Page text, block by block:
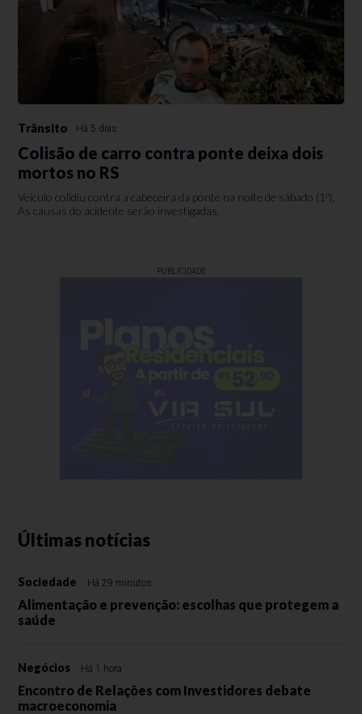
Trânsito Há 5 dias
Colisão de carro contra ponte deixa dois
mortos no RS
Veículo colidiu contra a cabeceira da ponte na noite de sábado (1º).
As causas do acidente serão investigadas.
PUBLICIDADE
Últimas notícias
Sociedade Há 29 minutos
Alimentação e prevenção: escolhas que protegem a
saúde
Negócios Há 1 hora
Encontro de Relações com Investidores debate
macroeconomia